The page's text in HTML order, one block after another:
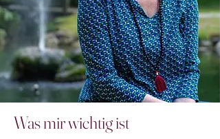
Was mir wichtig ist